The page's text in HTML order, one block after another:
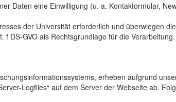
Daten eine Einwilligung (u. a. Kontaktormular,
der Universität erforderlich und überwiegen
DS-GVO als Rechtsgrundlage für die Verarbeitung.
erheben aufgrund
Logfiles“ auf dem Server der Webseite ab.